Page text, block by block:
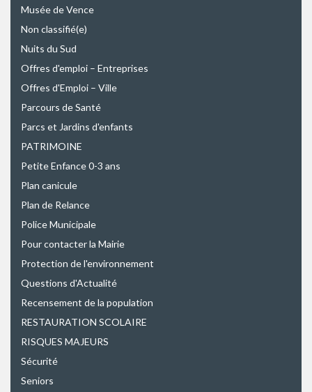
Musée de Vence
Non classifié(e)
Nuits du Sud
Offres d'emploi – Entreprises
Offres d'Emploi – Ville
Parcours de Santé
Parcs et Jardins d'enfants
PATRIMOINE
Petite Enfance 0-3 ans
Plan canicule
Plan de Relance
Police Municipale
Pour contacter la Mairie
Protection de l'environnement
Questions d'Actualité
Recensement de la population
RESTAURATION SCOLAIRE
RISQUES MAJEURS
Sécurité
Seniors